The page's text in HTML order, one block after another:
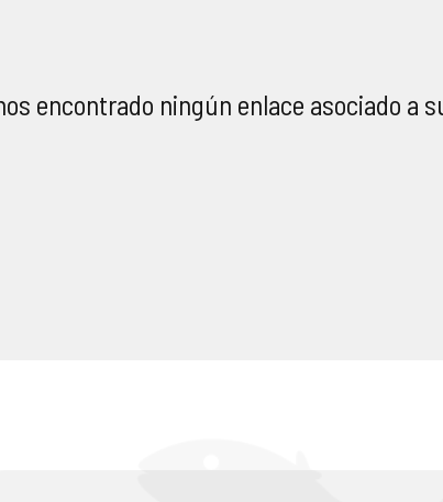
encontrado ningún enlace asociado a